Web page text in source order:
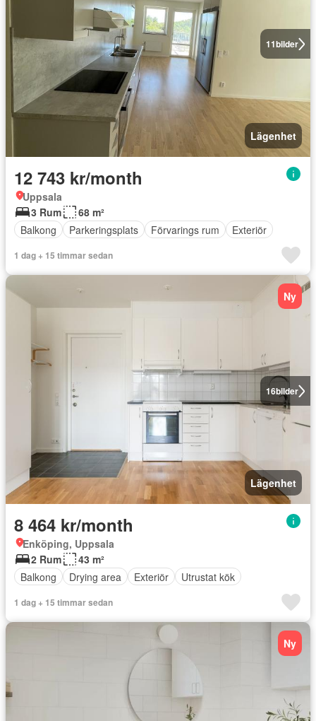
11bilder
Lägenhet
12 743 kr/month
Uppsala
3 Rum
68 m²
Balkong
Parkeringsplats Förvarings rum Exteriör
1 dag + 15 timmar sedan
16bilder
Ny
Lägenhet
8 464 kr/month
Enköping, Uppsala
2 Rum
43 m²
Balkong
Drying area Exteriör Utrustat kök
1 dag + 15 timmar sedan
Ny